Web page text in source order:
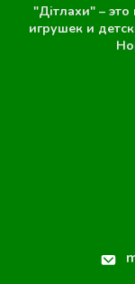
"Дітлахи" –
игрушек и